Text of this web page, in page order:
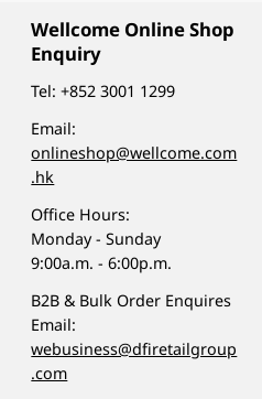
Wellcome Online Shop
Enquiry
Tel:+852 3001 1299
Email:
onlineshop@wellcome.com
.hk
Office Hours:
Monday - Sunday
9:00a.m. - 6:00p.m.
B2B & Bulk Order Enquires
Email:
webusiness@dfiretailgroup
.com